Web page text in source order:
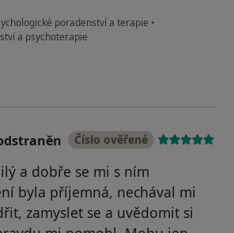
poradenství a terapie •
a psychoterapie
Lucie
Číslo ověřené
a dobře se mi s ním
byla příjemná, nechával mi
zamyslet se a uvědomit si